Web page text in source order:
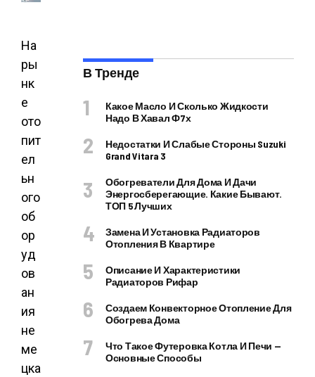
На
ры
нк
е
ото
пит
ел
ьн
ого
об
ор
уд
ов
ан
ия
не
ме
цка
В Тренде
Какое Масло И Сколько Жидкости
Надо В Хавал Ф7х
Недостатки И Слабые Стороны Suzuki
Grand Vitara 3
Обогреватели Для Дома И Дачи
Энергосберегающие. Какие Бывают.
ТОП 5 Лучших
Замена И Установка Радиаторов
Отопления В Квартире
Описание И Характеристики
Радиаторов Рифар
Создаем Конвекторное Отопление Для
Обогрева Дома
Что Такое Футеровка Котла И Печи —
Основные Способы